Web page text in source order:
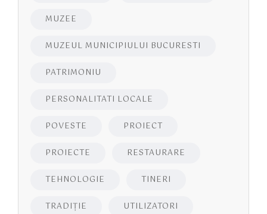
MUZEE
MUZEUL MUNICIPIULUI BUCURESTI
PATRIMONIU
PERSONALITATI LOCALE
POVESTE PROIECT
PROIECTE RESTAURARE
TEHNOLOGIE TINERI
TRADIȚIE UTILIZATORI